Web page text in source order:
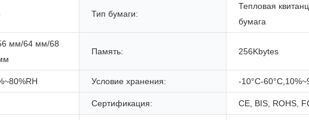
Тип бумаги:
Тепловая
бумага
мм/64 мм/68
Память: 256Kbytes
Условие хранения: -10°C-
Сертификация: CE, BIS, ROHS,